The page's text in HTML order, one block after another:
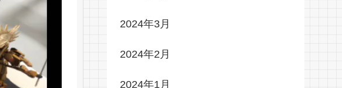
2024年3月
2024年2月
2024年1月